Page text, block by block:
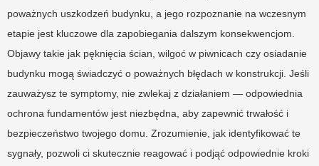
poważnych uszkodzeń budynku, a jego rozpoznanie na wczesnym
etapie jest kluczowe dla zapobiegania dalszym konsekwencjom.
Objawy takie jak pęknięcia ścian, wilgoć w piwnicach czy osiadanie
budynku mogą świadczyć o poważnych błędach w konstrukcji. Jeśli
zauważysz te symptomy, nie zwlekaj z działaniem — odpowiednia
ochrona fundamentów jest niezbędna, aby zapewnić trwałość i
bezpieczeństwo twojego domu. Zrozumienie, jak identyfikować te
sygnały, pozwoli ci skutecznie reagować i podjąć odpowiednie kroki